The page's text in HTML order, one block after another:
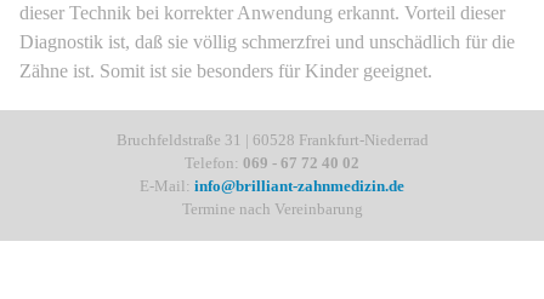
dieser Technik bei korrekter Anwendung erkannt. Vorteil dieser
Diagnostik ist, daß sie völlig schmerzfrei und unschädlich für die
Zähne ist. Somit ist sie besonders für Kinder geeignet.
Bruchfeldstraße 31 | 60528 Frankfurt-Niederrad
Telefon: 069 - 67 72 40 02
E-Mail: info@brilliant-zahnmedizin.de
Termine nach Vereinbarung